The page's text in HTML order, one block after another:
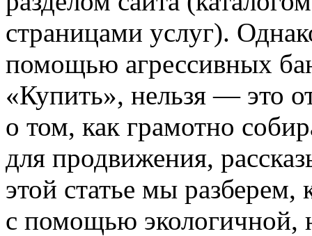
страницами услуг).
помощью агрессивных
«Купить», нельзя — это
о том, как грамотно
для продвижения,
этой статье мы разберем,
с помощью экологичной,